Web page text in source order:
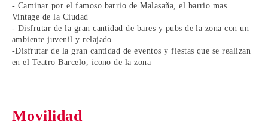
- Caminar por el famoso barrio de Malasaña, el barrio mas
Vintage de la Ciudad
- Disfrutar de la gran cantidad de bares y pubs de la zona con un
ambiente juvenil y relajado.
-Disfrutar de la gran cantidad de eventos y fiestas que se realizan
en el Teatro Barcelo, icono de la zona
Movilidad